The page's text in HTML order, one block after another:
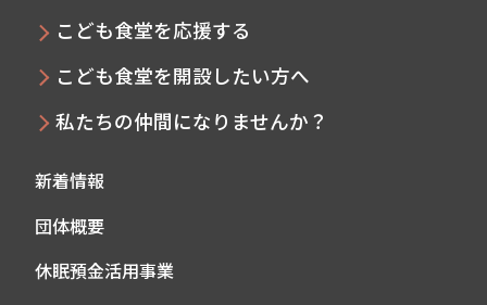
こども食堂を応援する
こども食堂を開設したい方へ
私たちの仲間になりませんか？
新着情報
団体概要
休眠預金活用事業